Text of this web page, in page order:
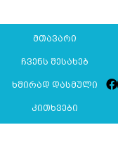
მთავარი
ჩვენს შესახებ
ხშირად დასმული
კითხვები